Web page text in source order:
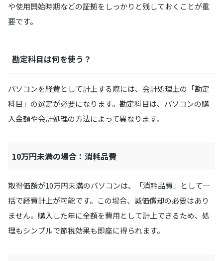
や使用開始時期などの証拠をしっかりと残しておくことが重
要です。
勘定科目は何を使う？
パソコンを経費として計上する際には、会計処理上の「勘定
科目」の選定が必要になります。勘定科目は、パソコンの購
入金額や会計処理の方法によって異なります。
10万円未満の場合：消耗品費
取得価額が10万円未満のパソコンは、「消耗品費」として一
括で経費計上が可能です。この場合、減価償却の必要はあり
ません。購入した年に全額を費用として計上できるため、処
理もシンプルで節税効果も即座に得られます。